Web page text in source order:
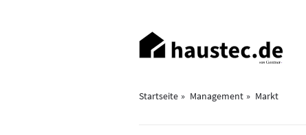
Haupt-
Navigation
Startseite Management
Markt